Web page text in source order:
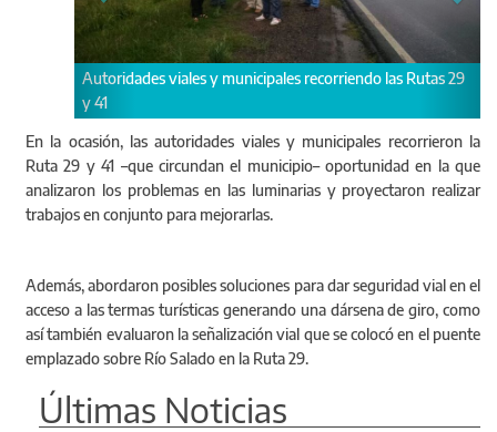
y municipales recorriendo las Rutas 29 Tombesi y Lynch
En la ocasión, las autoridades viales y municipales recorrieron la
Ruta 29 y 41 –que circundan el municipio– oportunidad en la que
analizaron los problemas en las luminarias y proyectaron realizar
trabajos en conjunto para mejorarlas.
Además, abordaron posibles soluciones para dar seguridad vial en el
acceso a las termas turísticas generando una dársena de giro, como
así también evaluaron la señalización vial que se colocó en el puente
emplazado sobre Río Salado en la Ruta 29.
Últimas Noticias